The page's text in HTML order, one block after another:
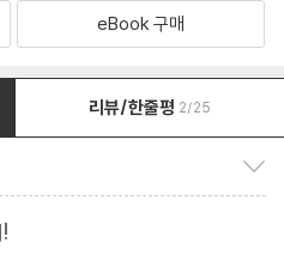
eBook 구매
리뷰/한줄평 2/25